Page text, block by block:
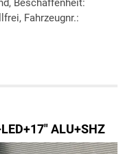
Fahrzeugnr.:
ALU+SHZ